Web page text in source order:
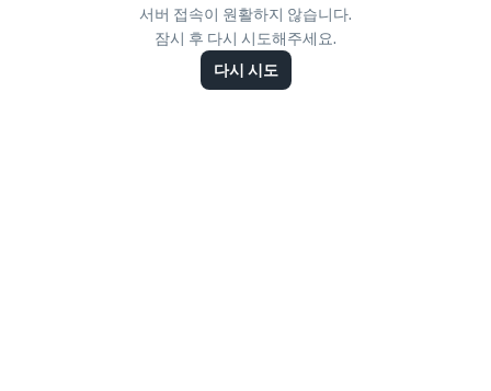
서버 접속이 원활하지 않습니다.
잠시 후 다시 시도해주세요.
다시 시도